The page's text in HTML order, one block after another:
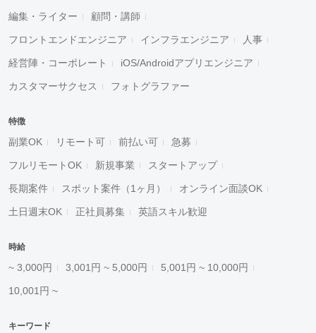
編集・ライター 顧問・講師
フロントエンドエンジニア インフラエンジニア 人事
経営陣・コーポレート iOS/Androidアプリエンジニア
カスタマーサクセス フォトグラファー
特徴
副業OK リモート可 前払い可 急募
フルリモートOK 新規事業 スタートアップ
長期案件 スポット案件（1ヶ月） オンライン面談OK
土日週末OK 正社員募集 英語スキル歓迎
時給
~ 3,000円 3,001円 ~ 5,000円 5,001円 ~ 10,000円
10,001円 ~
キーワード